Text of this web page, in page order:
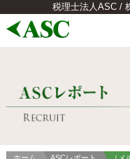
税理士法人ASC /